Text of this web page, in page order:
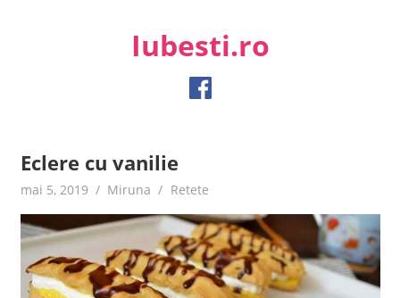
Iubesti.ro
Despre dragoste si moda, sanatate si diete, despre femeile
moderne de astazi
Eclere cu vanilie
mai 5, 2019 Miruna Retete